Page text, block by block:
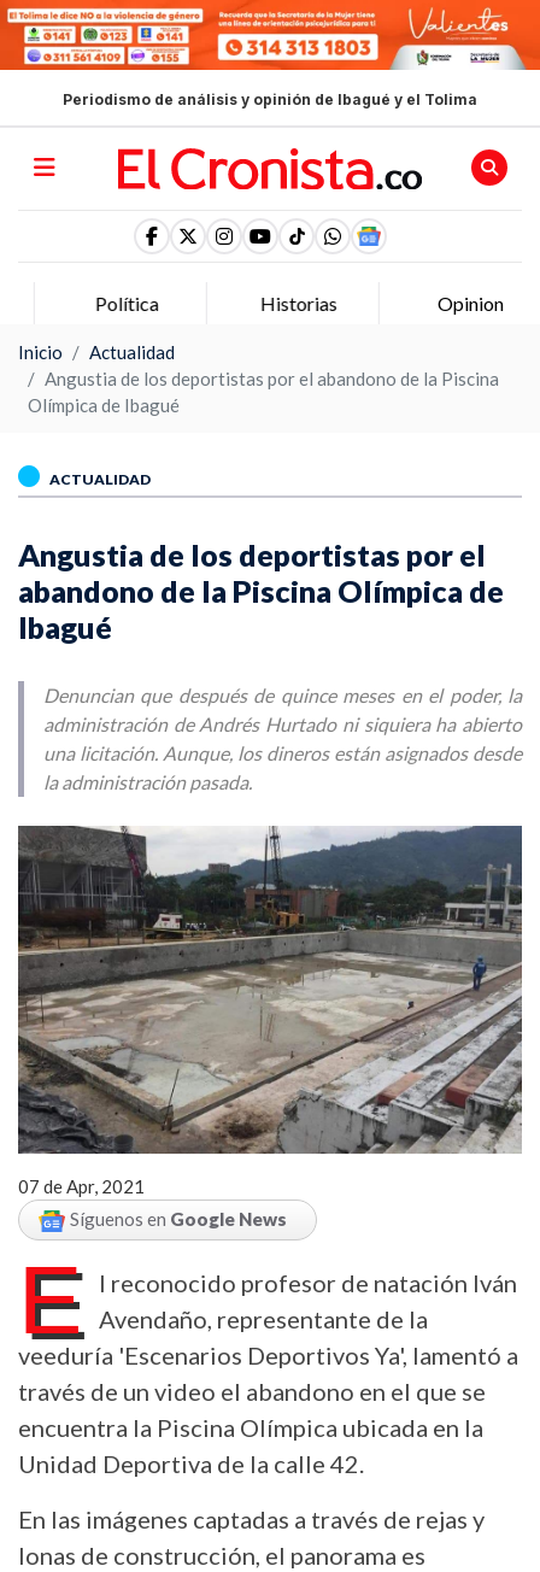
Periodismo de análisis y opinión de Ibagué y el Tolima
Política Historias Opinion
Inicio
Actualidad
Angustia de los deportistas por el abandono de la Piscina
Olímpica de Ibagué
ACTUALIDAD
Angustia de los deportistas por el
abandono de la Piscina Olímpica de
Ibagué
Denuncian que después de quince meses en el poder, la
administración de Andrés Hurtado ni siquiera ha abierto
una licitación. Aunque, los dineros están asignados desde
la administración pasada.
07 de Apr, 2021
Síguenos en Google News
E
l reconocido profesor de natación Iván
Avendaño, representante de la
veeduría 'Escenarios Deportivos Ya', lamentó a
través de un video el abandono en el que se
encuentra la Piscina Olímpica ubicada en la
Unidad Deportiva de la calle 42.
En las imágenes captadas a través de rejas y
lonas de construcción, el panorama es